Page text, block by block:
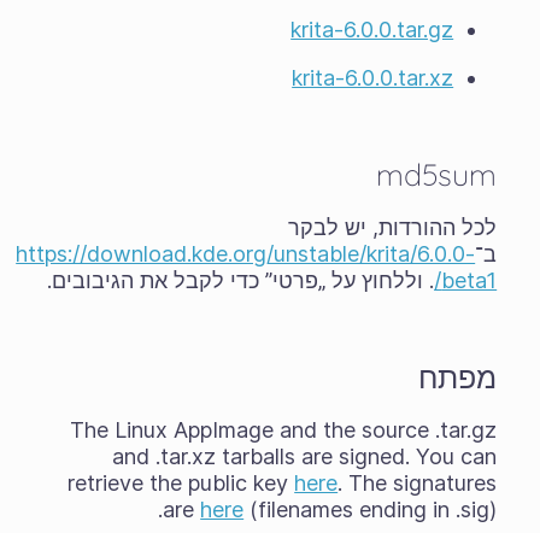
krita-6.0.0.tar.gz
krita-6.0.0.tar.xz
md5sum
לכל ההורדות, יש לבקר
ב־https://download.kde.org/unstable/krita/6.0.0-
beta1/ . וללחוץ על „פרטי” כדי לקבל את הגיבובים.
מפתח
The Linux AppImage and the source .tar.gz
and .tar.xz tarballs are signed. You can
retrieve the public key here. The signatures
are here (filenames ending in .sig).